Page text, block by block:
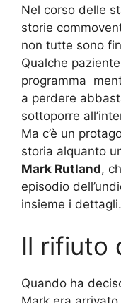
Nel corso delle
storie
non tutte sono
Qualche
programma
a perdere
sottoporre
Ma c’è un
storia alquanto
Mark Rutland,
episodio
insieme i dettagli.
Il rifiuto
Quando ha